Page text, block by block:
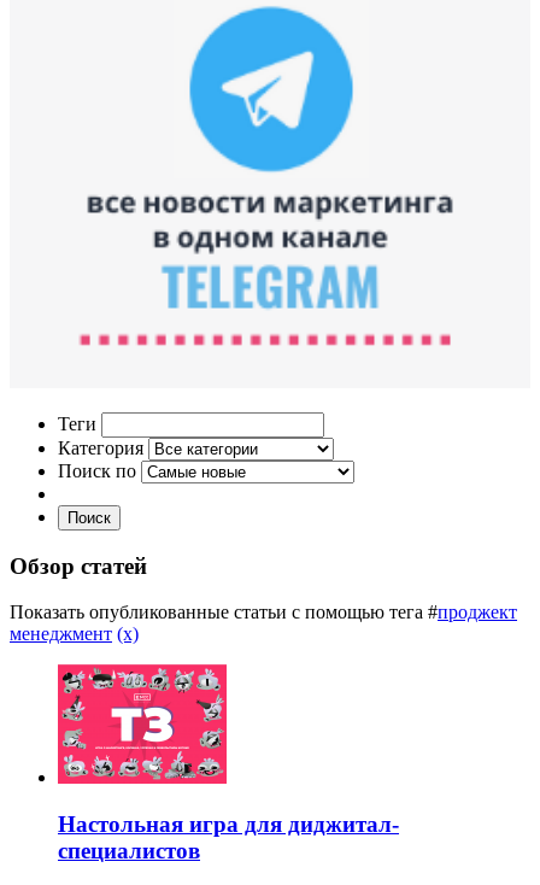
Теги
Категория
Поиск по
Поиск
Обзор статей
Показать опубликованные статьи с помощью тега #проджект
менеджмент (x)
Настольная игра для диджитал-
специалистов